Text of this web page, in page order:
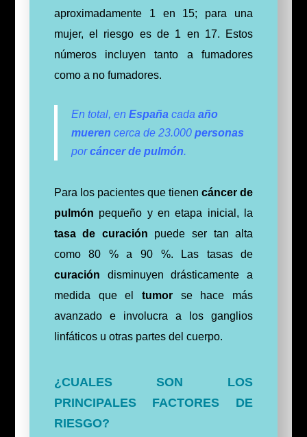
aproximadamente 1 en 15; para una
mujer, el riesgo es de 1 en 17. Estos
números incluyen tanto a fumadores
como a no fumadores.
En total, en España cada año
mueren cerca de 23.000 personas
porcáncer de pulmón.
Para los pacientes que tienencáncer de
pulmón pequeño y en etapa inicial, la
tasa de curación puede ser tan alta
como 80 % a 90 %.
Las tasas de
curación disminuyen drásticamente a
medida que el tumorse hace más
avanzado e involucra a los ganglios
linfáticos u otras partes del cuerpo.
¿CUALES SON LOS
PRINCIPALES FACTORES DE
RIESGO?